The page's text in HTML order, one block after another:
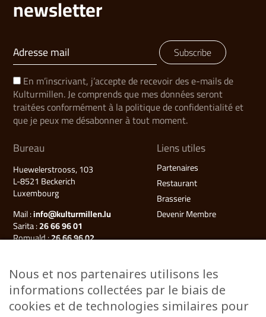
newsletter
Subscribe
En m’inscrivant, j’accepte de recevoir des e-mails de
Kulturmillen. Je comprends que mes données seront
traitées conformément à la politique de confidentialité et
que je peux me désabonner à tout moment.
Bureau
Huewelerstrooss, 103
L-8521 Beckerich
Luxembourg
Mail :info@kulturmillen.lu
Sarita :26 66 96 01
Romuald :26 66 96 02
Liens utiles
Partenaires
Restaurant
Brasserie
Devenir Membre
Plan du site
Kulturmillen
Musée des énergies
Nous et nos partenaires utilisons les
informations collectées par le biais de
cookies et de technologies similaires pour